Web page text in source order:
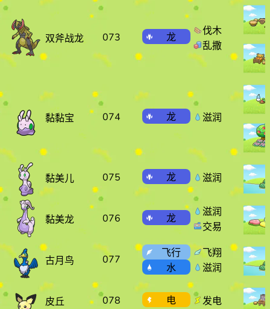
双斧战龙 073 龙
伐木
乱撒
黏黏宝 074 龙 滋润
黏美儿 075 龙 滋润
黏美龙 076 龙
滋润
交易
古月鸟 077
飞行
水
飞翔
滋润
皮丘 078 电 发电